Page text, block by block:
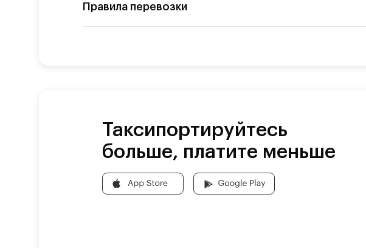
Правила перевозки
Таксипортируйтесь
больше, платите меньше